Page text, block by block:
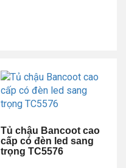
Tủ chậu Bancoot cao
cấp có đèn led sang
trọng TC5576